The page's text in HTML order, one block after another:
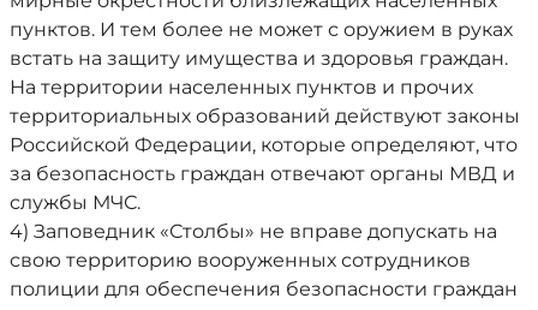
пунктов. И тем более не может с оружием в руках
встать на защиту имущества и здоровья граждан.
На территории населенных пунктов и прочих
территориальных образований действуют законы
Российской Федерации, которые определяют, что
за безопасность граждан отвечают органы МВД и
службы МЧС.
4) Заповедник «Столбы» не вправе допускать на
свою территорию вооруженных сотрудников
полиции для обеспечения безопасности граждан